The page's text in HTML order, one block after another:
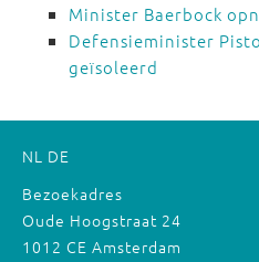
Minister Baerbock
Defensieminister
geïsoleerd
NL DE
Bezoekadres
Oude Hoogstraat 24
1012 CE Amsterdam